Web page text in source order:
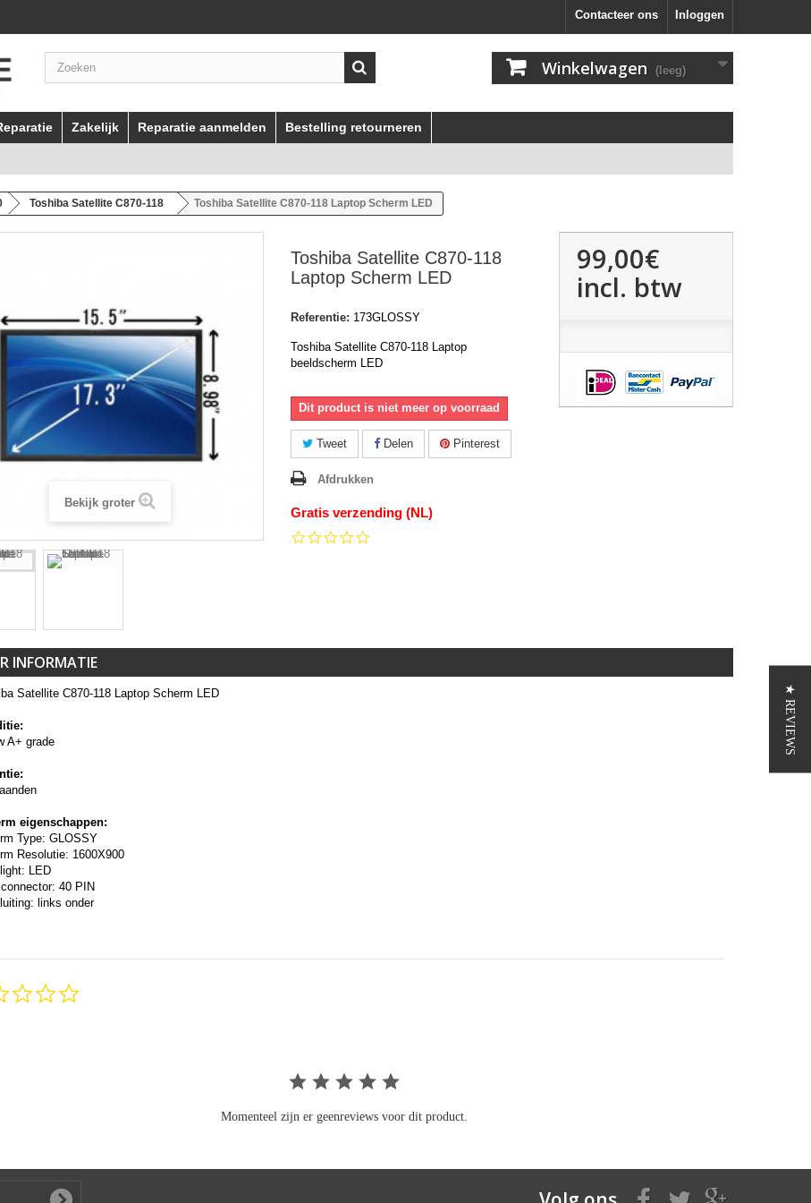
Inloggen
Contacteer ons
Winkelwagen (leeg)
Zakelijk Reparatie aanmelden Bestelling retourneren
Toshiba Satellite C870-118 Toshiba Satellite C870-118 Laptop Scherm LED
Bekijk groter
Toshiba Satellite C870-118
Laptop Scherm LED
Referentie: 173GLOSSY
Toshiba Satellite C870-118 Laptop
beeldscherm LED
Dit product is niet meer op voorraad
Tweet Delen Pinterest
Afdrukken
Gratis verzending (NL)
99,00€
incl. btw
INFORMATIE
Satellite C870-118 Laptop Scherm LED
A+ grade
eigenschappen:
Type: GLOSSY
Resolutie: 1600X900
LED
40 PIN
links onder
Momenteel zijn er geenreviews voor dit product.
★ REVIEWS